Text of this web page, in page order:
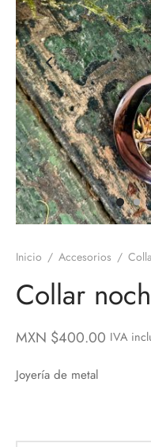
Inicio / Accesorios /
Collar
MXN $400.00 IVA
Joyería de metal
y Caminos Artesanales
de botella
aromáticos
aromáticas